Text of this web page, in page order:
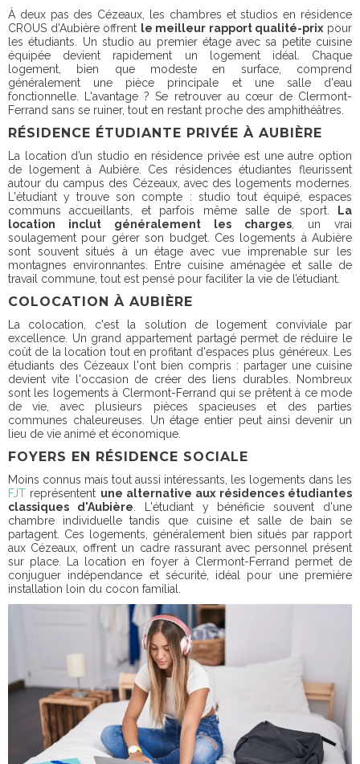
À deux pas des Cézeaux, les chambres et studios en résidence
CROUS d'Aubière offrent le meilleur rapport qualité-prix pour
les étudiants. Un studio au premier étage avec sa petite cuisine
équipée devient rapidement un logement idéal. Chaque
logement, bien que modeste en surface, comprend
généralement une pièce principale et une salle d'eau
fonctionnelle. L'avantage ? Se retrouver au cœur de Clermont-
Ferrand sans se ruiner, tout en restant proche des amphithéâtres.
RÉSIDENCE ÉTUDIANTE PRIVÉE À AUBIÈRE
La location d’un studio en résidence privée est une autre option
de logement à Aubière. Ces résidences étudiantes fleurissent
autour du campus des Cézeaux, avec des logements modernes.
L'étudiant y trouve son compte : studio tout équipé, espaces
communs accueillants, et parfois même salle de sport.
La
location inclut généralement les charges , un vrai
soulagement pour gérer son budget. Ces logements à Aubière
sont souvent situés à un étage avec vue imprenable sur les
montagnes environnantes. Entre cuisine aménagée et salle de
travail commune, tout est pensé pour faciliter la vie de l’étudiant.
COLOCATION À AUBIÈRE
La colocation, c'est la solution de logement conviviale par
excellence. Un grand appartement partagé permet de réduire le
coût de la location tout en profitant d'espaces plus généreux. Les
étudiants des Cézeaux l'ont bien compris : partager une cuisine
devient vite l'occasion de créer des liens durables. Nombreux
sont les logements à Clermont-Ferrand qui se prêtent à ce mode
de vie, avec plusieurs pièces spacieuses et des parties
communes chaleureuses. Un étage entier peut ainsi devenir un
lieu de vie animé et économique.
FOYERS EN RÉSIDENCE SOCIALE
Moins connus mais tout aussi intéressants, les logements dans les
FJT représentent une alternative aux résidences étudiantes
classiques d'Aubière . L'étudiant y bénéficie souvent d'une
chambre individuelle tandis que cuisine et salle de bain se
partagent. Ces logements, généralement bien situés par rapport
aux Cézeaux, offrent un cadre rassurant avec personnel présent
sur place. La location en foyer à Clermont-Ferrand permet de
conjuguer indépendance et sécurité, idéal pour une première
installation loin du cocon familial.